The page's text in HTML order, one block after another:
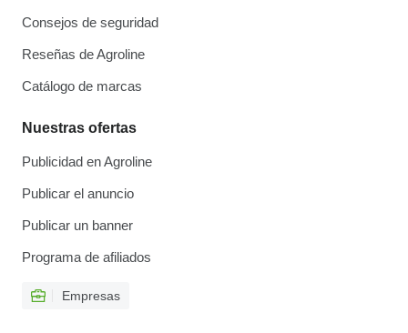
Consejos de seguridad
Reseñas de Agroline
Catálogo de marcas
Nuestras ofertas
Publicidad en Agroline
Publicar el anuncio
Publicar un banner
Programa de afiliados
Empresas